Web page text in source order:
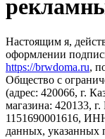
Настоящим я,
оформлении
https://brwdoma.ru,
Общество с
(адрес: 420066, г.
магазина: 420133,
1151690001616,
данных, указанных